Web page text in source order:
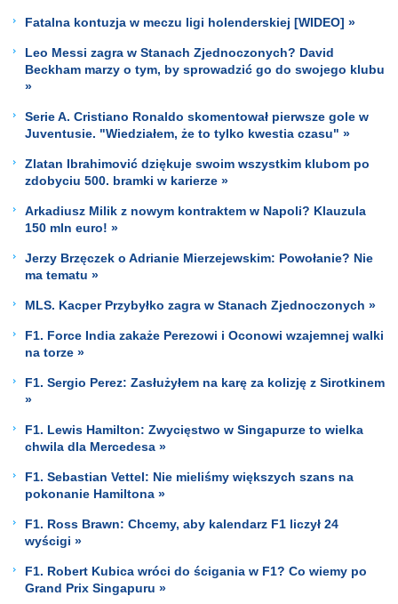
Fatalna kontuzja w meczu ligi holenderskiej [WIDEO] »
Leo Messi zagra w Stanach Zjednoczonych? David
Beckham marzy o tym, by sprowadzić go do swojego klubu
»
Serie A. Cristiano Ronaldo skomentował pierwsze gole w
Juventusie. "Wiedziałem, że to tylko kwestia czasu" »
Zlatan Ibrahimović dziękuje swoim wszystkim klubom po
zdobyciu 500. bramki w karierze »
Arkadiusz Milik z nowym kontraktem w Napoli? Klauzula
150 mln euro! »
Jerzy Brzęczek o Adrianie Mierzejewskim: Powołanie? Nie
ma tematu »
MLS. Kacper Przybyłko zagra w Stanach Zjednoczonych »
F1. Force India zakaże Perezowi i Oconowi wzajemnej walki
na torze »
F1. Sergio Perez: Zasłużyłem na karę za kolizję z Sirotkinem
»
F1. Lewis Hamilton: Zwycięstwo w Singapurze to wielka
chwila dla Mercedesa »
F1. Sebastian Vettel: Nie mieliśmy większych szans na
pokonanie Hamiltona »
F1. Ross Brawn: Chcemy, aby kalendarz F1 liczył 24
wyścigi »
F1. Robert Kubica wróci do ścigania w F1? Co wiemy po
Grand Prix Singapuru »